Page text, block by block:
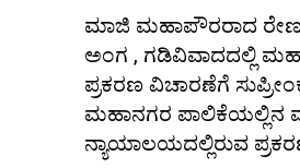
ಮಾಜಿ ಮಹಾಪೌರರಾದ
ಅಂಗ , ಗಡಿವಿವಾದದಲ್ಲಿ
ಪ್ರಕರಣ ವಿಚಾರಣೆಗೆ
ಮಹಾನಗರ ಪಾಲಿಕೆಯಲ್ಲಿನ
ನ್ಯಾಯಾಲಯದಲ್ಲಿರುವ